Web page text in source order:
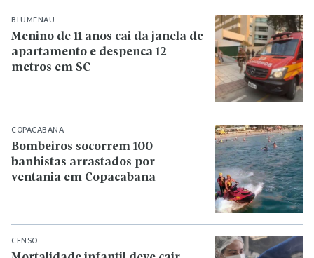
BLUMENAU
Menino de 11 anos cai da janela de
apartamento e despenca 12
metros em SC
COPACABANA
Bombeiros socorrem 100
banhistas arrastados por
ventania em Copacabana
CENSO